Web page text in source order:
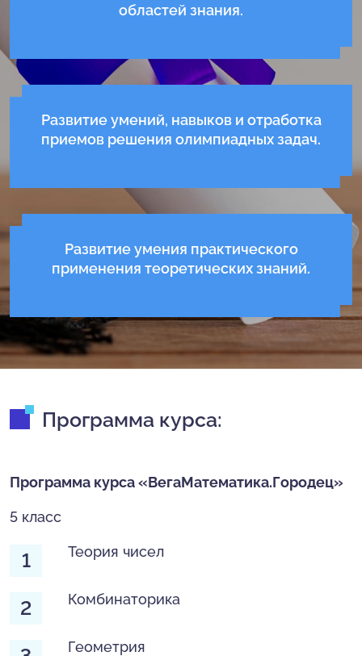
областей знания.
Развитие умений, навыков и отработка
приемов решения олимпиадных задач.
Развитие умения практического
применения теоретических знаний.
Программа курса:
Программа курса «ВегаМатематика.Городец»
5 класс
Теория чисел
Комбинаторика
Геометрия